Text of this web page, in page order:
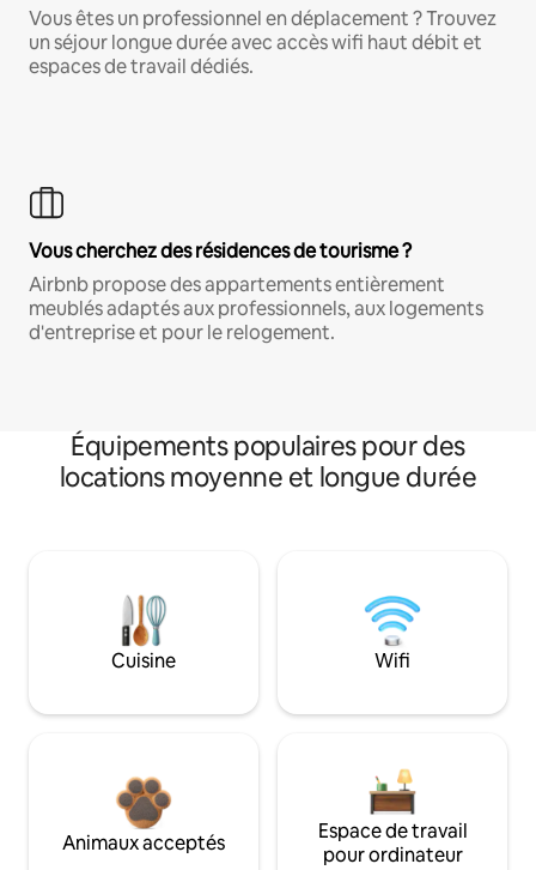
Vous êtes un professionnel en déplacement ? Trouvez
un séjour longue durée avec accès wifi haut débit et
espaces de travail dédiés.
Vous cherchez des résidences de tourisme ?
Airbnb propose des appartements entièrement
meublés adaptés aux professionnels, aux logements
d'entreprise et pour le relogement.
Équipements populaires pour des
locations moyenne et longue durée
Cuisine Wifi
Animaux acceptés
Espace de travail
pour ordinateur